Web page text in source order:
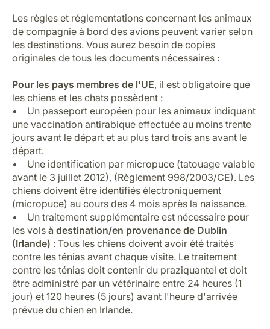
Les règles et réglementations concernant les animaux
de compagnie à bord des avions peuvent varier selon
les destinations. Vous aurez besoin de copies
originales de tous les documents nécessaires :
Pour les pays membres de l'UE, il est obligatoire que
les chiens et les chats possèdent :
• Un passeport européen pour les animaux indiquant
une vaccination antirabique effectuée au moins trente
jours avant le départ et au plus tard trois ans avant le
départ.
• Une identification par micropuce (tatouage valable
avant le 3 juillet 2012), (Règlement 998/2003/CE). Les
chiens doivent être identifiés électroniquement
(micropuce) au cours des 4 mois après la naissance.
• Un traitement supplémentaire est nécessaire pour
les vols à destination/en provenance de Dublin
(Irlande) : Tous les chiens doivent avoir été traités
contre les ténias avant chaque visite. Le traitement
contre les ténias doit contenir du praziquantel et doit
être administré par un vétérinaire entre 24 heures (1
jour) et 120 heures (5 jours) avant l'heure d'arrivée
prévue du chien en Irlande.